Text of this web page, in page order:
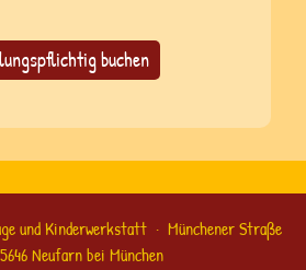
buchen
und Kinderwerkstatt · Münchener Straße
Neufarn bei München